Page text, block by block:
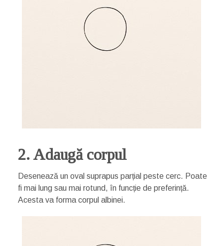
2. Adaugă corpul
Desenează un oval suprapus parțial peste cerc. Poate
fi mai lung sau mai rotund, în funcție de preferință.
Acesta va forma corpul albinei.